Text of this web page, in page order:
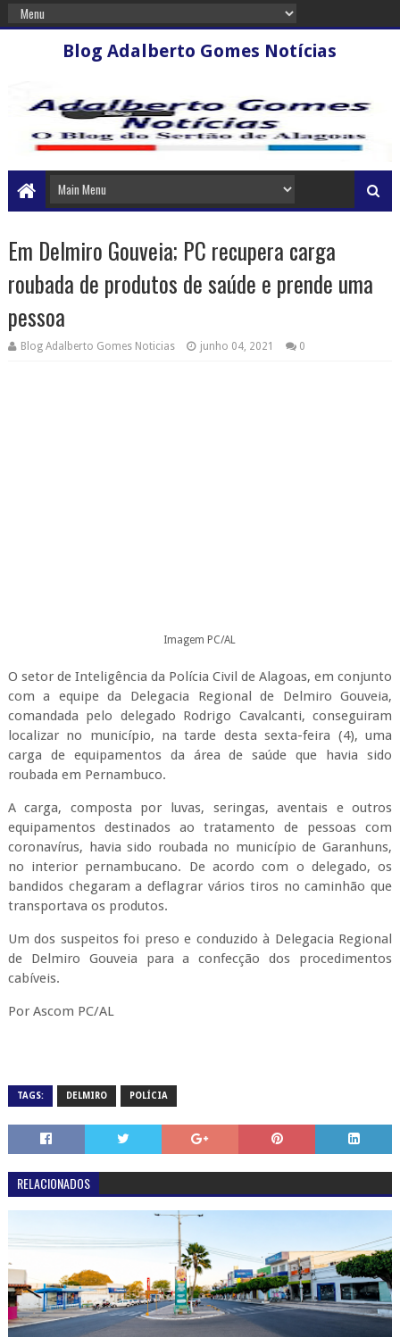
Blog Adalberto Gomes Notícias
Em Delmiro Gouveia; PC recupera carga
roubada de produtos de saúde e prende uma
pessoa
Blog Adalberto Gomes Noticias junho 04, 2021 0
Imagem PC/AL
O setor de Inteligência da Polícia Civil de Alagoas, em conjunto
com a equipe da Delegacia Regional de Delmiro Gouveia,
comandada pelo delegado Rodrigo Cavalcanti, conseguiram
localizar no município, na tarde desta sexta-feira (4), uma
carga de equipamentos da área de saúde que havia sido
roubada em Pernambuco.
A carga, composta por luvas, seringas, aventais e outros
equipamentos destinados ao tratamento de pessoas com
coronavírus, havia sido roubada no município de Garanhuns,
no interior pernambucano. De acordo com o delegado, os
bandidos chegaram a deflagrar vários tiros no caminhão que
transportava os produtos.
Um dos suspeitos foi preso e conduzido à Delegacia Regional
de Delmiro Gouveia para a confecção dos procedimentos
cabíveis.
Por Ascom PC/AL
TAGS: DELMIRO POLÍCIA
RELACIONADOS